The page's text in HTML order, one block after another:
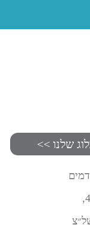
שלנו >>